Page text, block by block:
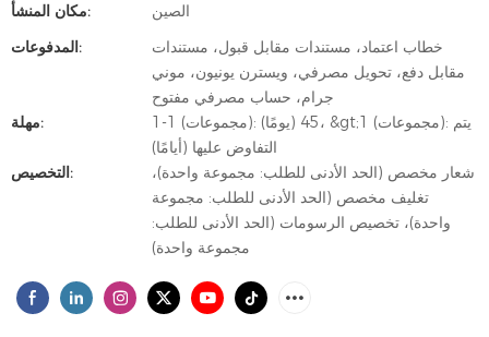
مكان المنشأ:
الصين
المدفوعات:
خطاب اعتماد، مستندات مقابل قبول، مستندات
مقابل دفع، تحويل مصرفي، ويسترن يونيون، موني
جرام، حساب مصرفي مفتوح
مهلة:
1-1 (مجموعات): 45 (يومًا)، &gt;1 (مجموعات): يتم
التفاوض عليها (أيامًا)
التخصيص:
شعار مخصص (الحد الأدنى للطلب: مجموعة واحدة)،
تغليف مخصص (الحد الأدنى للطلب: مجموعة
واحدة)، تخصيص الرسومات (الحد الأدنى للطلب:
مجموعة واحدة)